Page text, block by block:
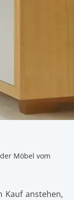
Möbel vom
Kauf anstehen,